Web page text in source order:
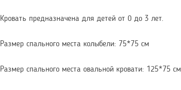
Кровать предназначена для детей от 0 до 3 лет.
Размер спального места колыбели: 75*75 см
Размер спального места овальной кровати: 125*75 см